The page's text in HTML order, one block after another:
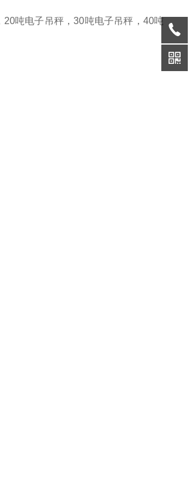
吨电子吊秤，30吨电子吊秤，40吨